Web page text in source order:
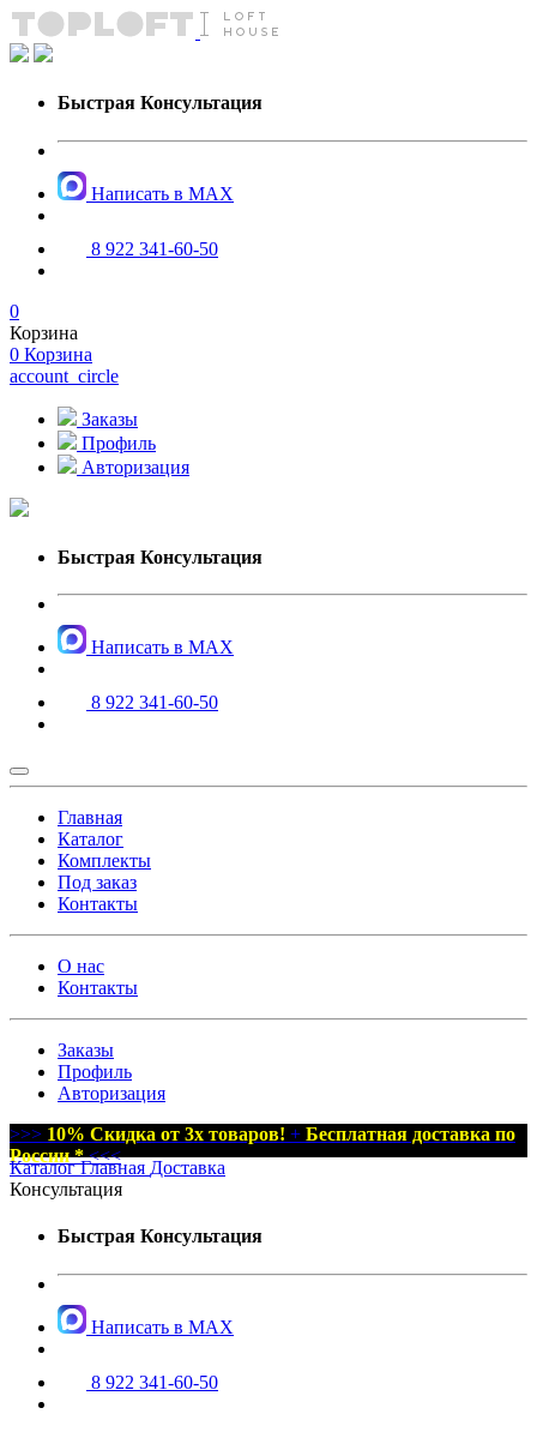
Быстрая Консультация
Написать в MAX
8 922 341-60-50
0
Корзина
0 Корзина
account_circle
Заказы
Профиль
Авторизация
Быстрая Консультация
Написать в MAX
8 922 341-60-50
Главная
Каталог
Комплекты
Под заказ
Контакты
О нас
Контакты
Заказы
Профиль
Авторизация
>>> 10% Скидка от 3х товаров! + Бесплатная доставка по
России *<<<
Каталог Главная Доставка
Консультация
Быстрая Консультация
Написать в MAX
8 922 341-60-50